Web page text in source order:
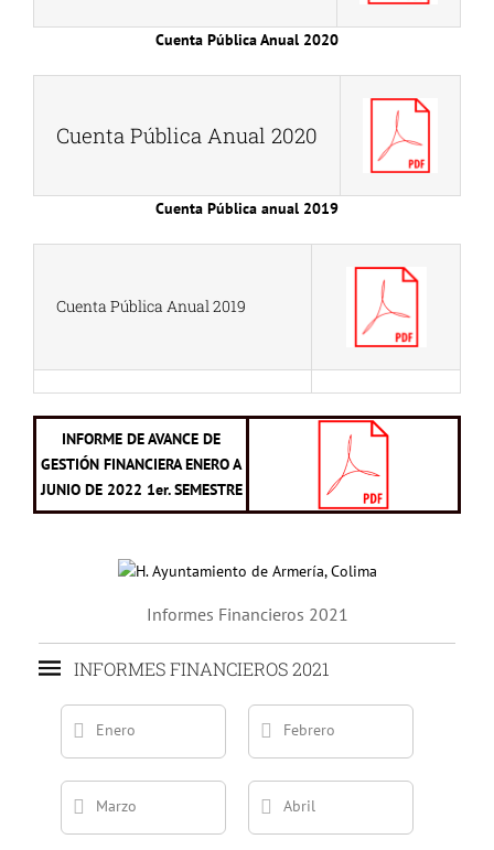
Cuenta Pública Anual 2020
Cuenta Pública Anual 2020
Cuenta Pública anual 2019
Cuenta Pública Anual 2019
INFORME DE AVANCE DE
GESTIÓN FINANCIERA ENERO A
JUNIO DE 2022 1er. SEMESTRE
Informes Financieros 2021
INFORMES FINANCIEROS 2021
Enero Febrero
Marzo Abril